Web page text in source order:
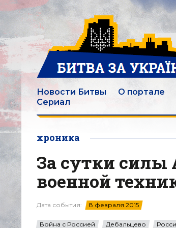
Новости Битвы О портале
Сериал
хроника
За сутки силы
военной
Дата события: 8 февраля 2015
Война с Россией Дебальцево